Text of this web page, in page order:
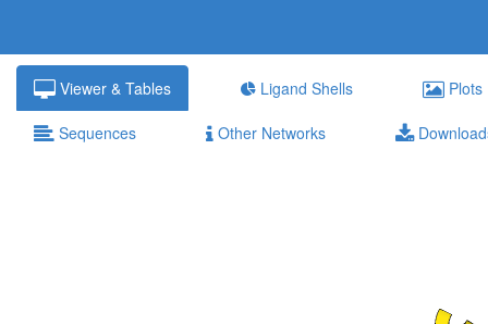
Viewer & Tables Ligand Shells Plots
Sequences Other Networks